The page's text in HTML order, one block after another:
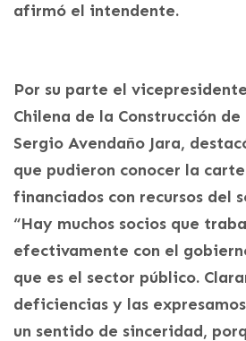
afirmó el intendente.
Por su parte el
Chilena de la Construcción
Sergio Avendaño Jara,
que pudieron conocer la
financiados con recursos del
“Hay muchos socios que
efectivamente con el
que es el sector público.
deficiencias y las
un sentido de sinceridad,